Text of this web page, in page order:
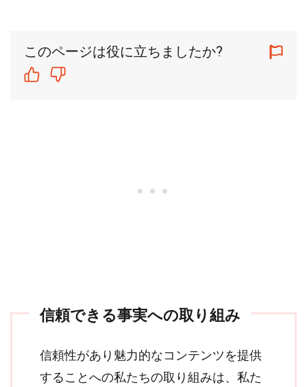
このページは役に立ちましたか?
信頼できる事実への取り組み
信頼性があり魅力的なコンテンツを提供
することへの私たちの取り組みは、私た